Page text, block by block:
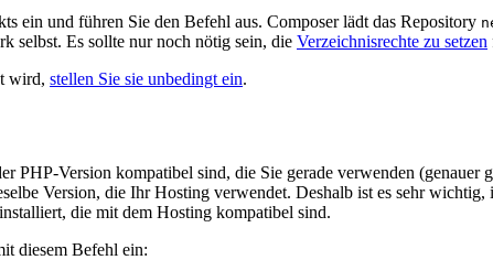
ein und führen Sie den Befehl aus. Composer lädt das Repository
selbst. Es sollte nur noch nötig sein, die Verzeichnisrechte zu setzen
wird, stellen Sie sie unbedingt ein.
PHP-Version kompatibel sind, die Sie gerade verwenden
Version, die Ihr Hosting verwendet. Deshalb ist es sehr wichtig,
die mit dem Hosting kompatibel sind.
diesem Befehl ein: